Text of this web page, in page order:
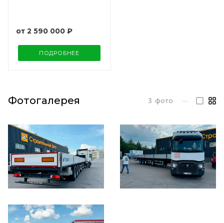
от 2 590 000 ₽
ПОДРОБНЕЕ
Фотогалерея 3 фото —